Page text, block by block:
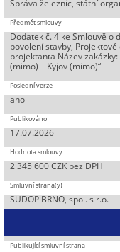
Správa železnic, státní
Dodatek č. 4 ke Smlouvě o
povolení stavby,
projektanta Název
(mimo) – Kyjov (mimo)“
ano
17.07.2026
2 345 600 CZK bez DPH
SUDOP BRNO, spol. s r.o.